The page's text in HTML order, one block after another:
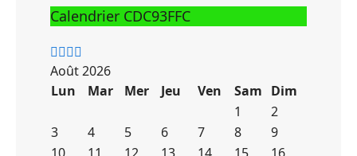
Calendrier CDC93FFC
Année
précédente
Mois
précédent
Année
suivante
Mois
suivant
Août 2026
Lun
Mar Mer Jeu Ven Sam Dim
1
2
3
4 5 6 7 8
9